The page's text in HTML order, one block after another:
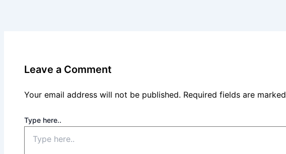
Leave a Comment
Your email address will not be published. Required fields are marked
Type here..